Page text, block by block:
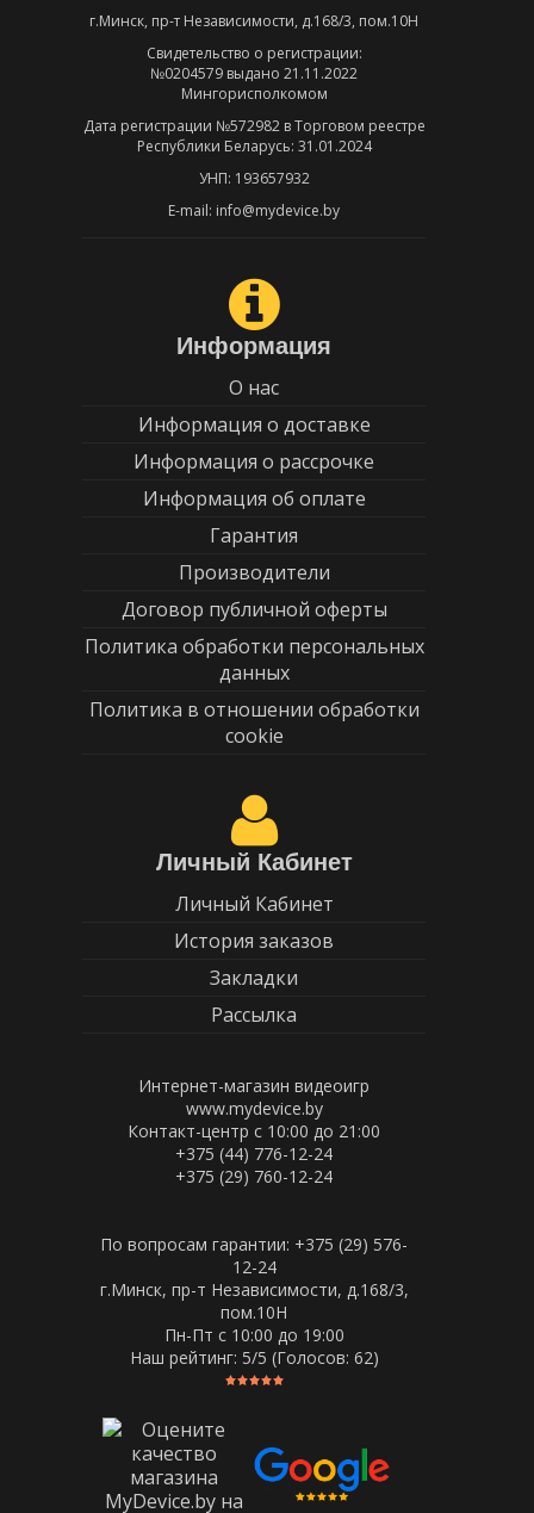
г.Минск, пр-т Независимости, д.168/3, пом.10Н
Свидетельство о регистрации:
№0204579 выдано 21.11.2022
Мингорисполкомом
Дата регистрации №572982 в Торговом реестре
Республики Беларусь: 31.01.2024
УНП: 193657932
E-mail: info@mydevice.by
Информация
О нас
Информация о доставке
Информация о рассрочке
Информация об оплате
Гарантия
Производители
Договор публичной оферты
Политика обработки персональных
данных
Политика в отношении обработки
cookie
Личный Кабинет
Личный Кабинет
История заказов
Закладки
Рассылка
Интернет-магазин видеоигр
www.mydevice.by
Контакт-центр с 10:00 до 21:00
+375 (44) 776-12-24
+375 (29) 760-12-24
По вопросам гарантии: +375 (29) 576-
12-24
г.Минск, пр-т Независимости, д.168/3,
пом.10Н
Пн-Пт c 10:00 до 19:00
Наш рейтинг: 5/5 (Голосов: 62)